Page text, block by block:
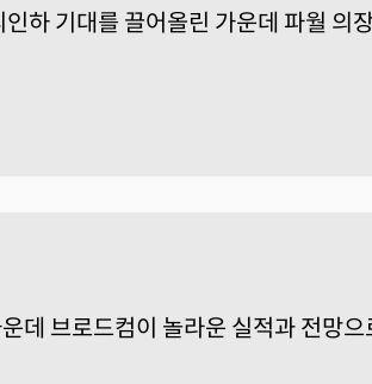
하 기대를 끌어올린 가운데 파월 의
데 브로드컴이 놀라운 실적과 전망으